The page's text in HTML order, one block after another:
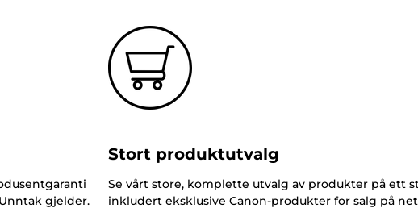
gjelder.
Stort produktutvalg
Se vårt store, komplette utvalg av produkter på ett
inkludert eksklusive Canon-produkter for salg på